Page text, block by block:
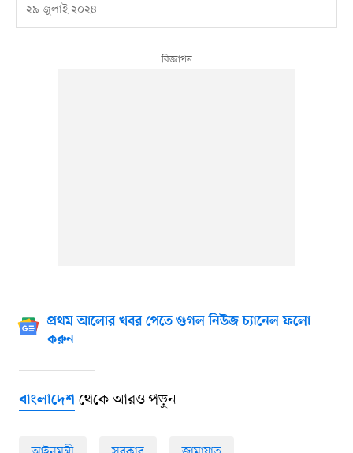
২৯ জুলাই ২০২৪
প্রথম আলোর খবর পেতে গুগল নিউজ চ্যানেল ফলো
করুন
বাংলাদেশথেকে আরও পড়ুন